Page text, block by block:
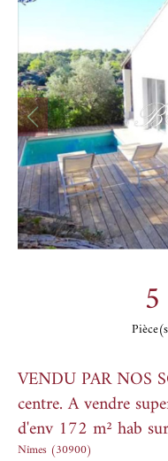
5
VENDU PAR NOS
centre. A vendre
d'env 172 m² hab
Nîmes (30900)